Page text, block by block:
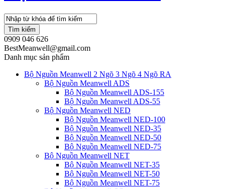
Tìm kiếm
0909 046 626
BestMeanwell@gmail.com
Danh mục sản phẩm
Bộ Nguồn Meanwell 2 Ngõ 3 Ngõ 4 Ngõ RA
Bộ Nguồn Meanwell ADS
Bộ Nguồn Meanwell ADS-155
Bộ Nguồn Meanwell ADS-55
Bộ Nguồn Meanwell NED
Bộ Nguồn Meanwell NED-100
Bộ Nguồn Meanwell NED-35
Bộ Nguồn Meanwell NED-50
Bộ Nguồn Meanwell NED-75
Bộ Nguồn Meanwell NET
Bộ Nguồn Meanwell NET-35
Bộ Nguồn Meanwell NET-50
Bộ Nguồn Meanwell NET-75